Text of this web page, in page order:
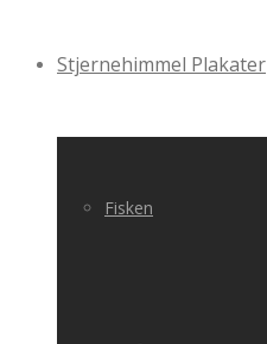
Stjernehimmel Plakater
Fisken